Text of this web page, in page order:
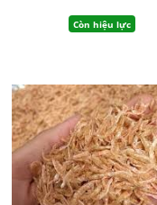
Còn hiệu lực